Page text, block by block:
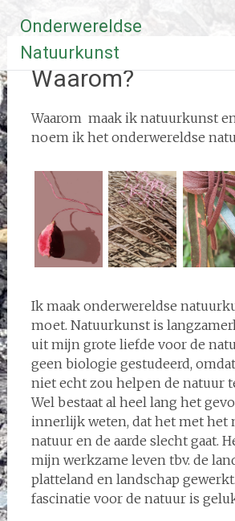
naar
inhoud
Onderwereldse
Natuurkunst
Waarom?
Waarom maak ik natuurkunst
noem ik het onderwereldse
Ik maak onderwereldse
moet. Natuurkunst is
uit mijn grote liefde voor de
geen biologie gestudeerd,
niet echt zou helpen de natuur
Wel bestaat al heel lang het
innerlijk weten, dat het met het
natuur en de aarde slecht gaat.
mijn werkzame leven tbv. de
platteland en landschap
fascinatie voor de natuur is